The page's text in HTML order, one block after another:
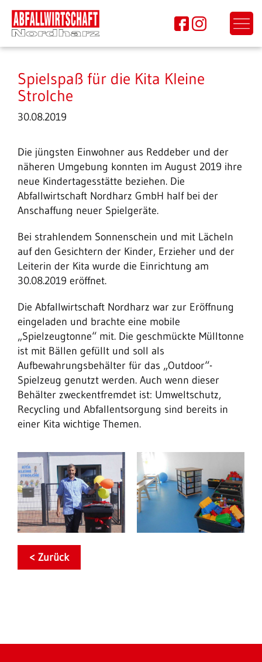
Spielspaß für die Kita Kleine
Strolche
30.08.2019
Die jüngsten Einwohner aus Reddeber und der
näheren Umgebung konnten im August 2019 ihre
neue Kindertagesstätte beziehen. Die
Abfallwirtschaft Nordharz GmbH half bei der
Anschaffung neuer Spielgeräte.
Bei strahlendem Sonnenschein und mit Lächeln
auf den Gesichtern der Kinder, Erzieher und der
Leiterin der Kita wurde die Einrichtung am
30.08.2019 eröffnet.
Die Abfallwirtschaft Nordharz war zur Eröffnung
eingeladen und brachte eine mobile
„Spielzeugtonne“ mit. Die geschmückte Mülltonne
ist mit Bällen gefüllt und soll als
Aufbewahrungsbehälter für das „Outdoor“-
Spielzeug genutzt werden. Auch wenn dieser
Behälter zweckentfremdet ist: Umweltschutz,
Recycling und Abfallentsorgung sind bereits in
einer Kita wichtige Themen.
< Zurück